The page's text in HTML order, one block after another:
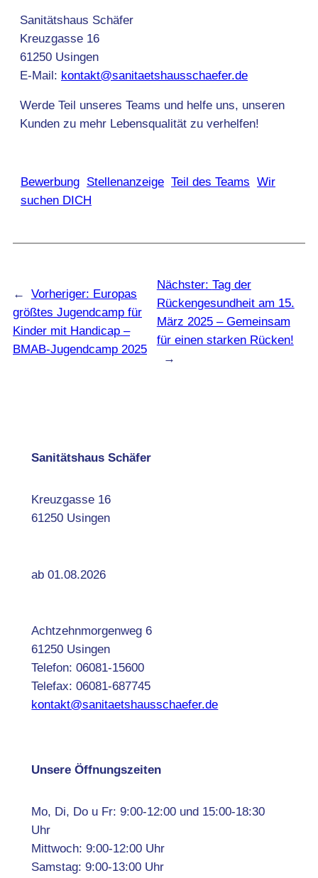
Sanitätshaus Schäfer
Kreuzgasse 16
61250 Usingen
E-Mail: kontakt@sanitaetshausschaefer.de
Werde Teil unseres Teams und helfe uns, unseren
Kunden zu mehr Lebensqualität zu verhelfen!
Bewerbung Stellenanzeige Teil des Teams Wir
suchen DICH
← Vorheriger: Europas
größtes Jugendcamp für
Kinder mit Handicap –
BMAB-Jugendcamp 2025
Nächster: Tag der
Rückengesundheit am 15.
März 2025 – Gemeinsam
für einen starken Rücken!
→
Sanitätshaus Schäfer
Kreuzgasse 16
61250 Usingen
ab 01.08.2026
Achtzehnmorgenweg 6
61250 Usingen
Telefon: 06081-15600
Telefax: 06081-687745
kontakt@sanitaetshausschaefer.de
Unsere Öffnungszeiten
Mo, Di, Do u Fr: 9:00-12:00 und 15:00-18:30
Uhr
Mittwoch: 9:00-12:00 Uhr
Samstag: 9:00-13:00 Uhr